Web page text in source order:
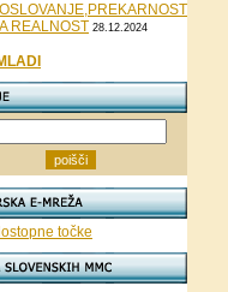
REALNOST 28.12.2024
točke